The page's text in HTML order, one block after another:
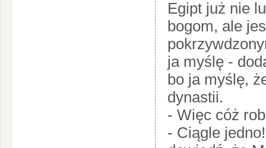
Egipt już nie
bogom, ale
ja myślę -
bo ja myślę,
dynastii.
- Więc cóż
- Ciągle